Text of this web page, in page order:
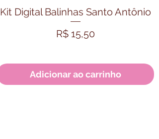
Visualização rápida
Kit Digital Balinhas Santo Antônio
Preço
R$ 15,50
Adicionar ao carrinho